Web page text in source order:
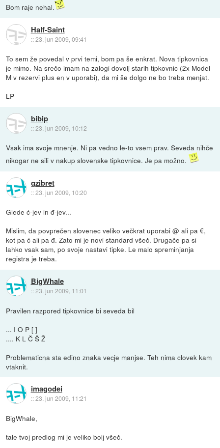
Bom raje nehal.
Half-Saint
::23. jun 2009, 09:41
To sem že povedal v prvi temi, bom pa še enkrat. Nova tipkovnica
je mimo. Na srečo imam na zalogi dovolj starih tipkovnic (2x Model
M v rezervi plus en v uporabi), da mi še dolgo ne bo treba menjat.
LP
bibip
::23. jun 2009, 10:12
Vsak ima svoje mnenje. Ni pa vedno le-to vsem prav. Seveda nihče
nikogar ne sili v nakup slovenske tipkovnice. Je pa možno.
gzibret
::23. jun 2009, 10:20
Glede ć-jev in đ-jev...
Mislim, da povprečen slovenec veliko večkrat uporabi @ ali pa €,
kot pa ć ali pa đ. Zato mi je novi standard všeč. Drugače pa si
lahko vsak sam, po svoje nastavi tipke. Le malo spreminjanja
registra je treba.
BigWhale
::23. jun 2009, 11:01
Pravilen razpored tipkovnice bi seveda bil
... I O P [ ]
.... K L Č Š Ž
Problematicna sta edino znaka vecje manjse. Teh nima clovek kam
vtaknit.
imagodei
::23. jun 2009, 11:21
BigWhale,
tale tvoj predlog mi je veliko bolj všeč.